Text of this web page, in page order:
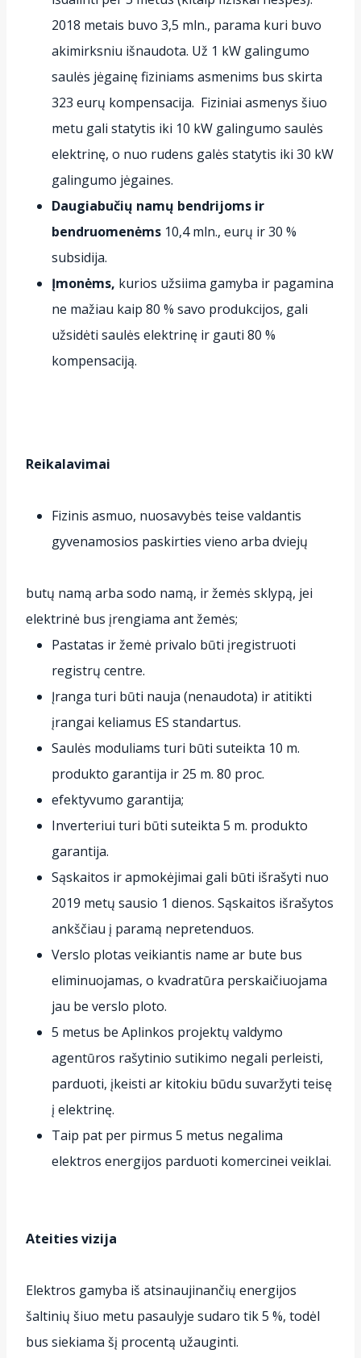
2018 metais buvo 3,5 mln., parama kuri buvo
akimirksniu išnaudota. Už 1 kW galingumo
saulės jėgainę fiziniams asmenims bus skirta
323 eurų kompensacija. Fiziniai asmenys šiuo
metu gali statytis iki 10 kW galingumo saulės
elektrinę, o nuo rudens galės statytis iki 30 kW
galingumo jėgaines.
Daugiabučių namų bendrijoms ir
bendruomenėms 10,4 mln., eurų ir 30 %
subsidija.
Įmonėms, kurios užsiima gamyba ir pagamina
ne mažiau kaip 80 % savo produkcijos, gali
užsidėti saulės elektrinę ir gauti 80 %
kompensaciją.
Reikalavimai
Fizinis asmuo, nuosavybės teise valdantis
gyvenamosios paskirties vieno arba dviejų
butų namą arba sodo namą, ir žemės sklypą, jei
elektrinė bus įrengiama ant žemės;
Pastatas ir žemė privalo būti įregistruoti
registrų centre.
Įranga turi būti nauja (nenaudota) ir atitikti
įrangai keliamus ES standartus.
Saulės moduliams turi būti suteikta 10 m.
produkto garantija ir 25 m. 80 proc.
efektyvumo garantija;
Inverteriui turi būti suteikta 5 m. produkto
garantija.
Sąskaitos ir apmokėjimai gali būti išrašyti nuo
2019 metų sausio 1 dienos. Sąskaitos išrašytos
ankščiau į paramą nepretenduos.
Verslo plotas veikiantis name ar bute bus
eliminuojamas, o kvadratūra perskaičiuojama
jau be verslo ploto.
5 metus be Aplinkos projektų valdymo
agentūros rašytinio sutikimo negali perleisti,
parduoti, įkeisti ar kitokiu būdu suvaržyti teisę
į elektrinę.
Taip pat per pirmus 5 metus negalima
elektros energijos parduoti komercinei veiklai.
Ateities vizija
Elektros gamyba iš atsinaujinančių energijos
šaltinių šiuo metu pasaulyje sudaro tik 5 %, todėl
bus siekiama šį procentą užauginti.